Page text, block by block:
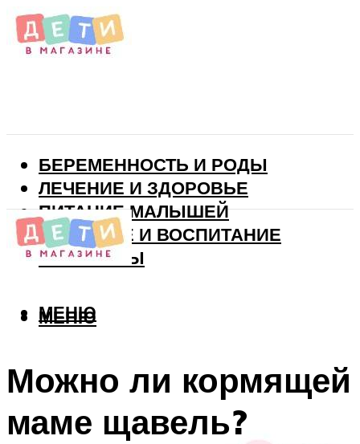
БЕРЕМЕННОСТЬ И РОДЫ
ЛЕЧЕНИЕ И ЗДОРОВЬЕ
ПИТАНИЕ МАЛЫШЕЙ
РАЗВИТИЕ И ВОСПИТАНИЕ
ВИТАМИНЫ
МЕНЮ
МЕНЮ
Можно ли кормящей
маме щавель?